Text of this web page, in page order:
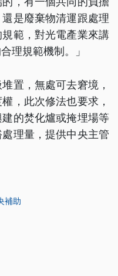
是廢棄物清運跟處理
範，對光電產業來講
理規範機制。」
置，無處可去窘境，
，此次修法也要求，
的焚化爐或掩埋場等
理量，提供中央主管
補助